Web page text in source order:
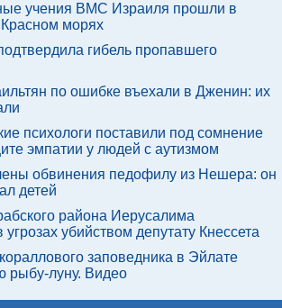
учения ВМС Израиля прошли в
морях
гибель пропавшего
по ошибке въехали в Дженин: их
психологи поставили под сомнение
эмпатии у людей с аутизмом
обвинения педофилу из Нешера: он
детей
района Иерусалима
угрозах убийством депутату Кнессета
заповедника в Эйлате
рыбу-луну. Видео